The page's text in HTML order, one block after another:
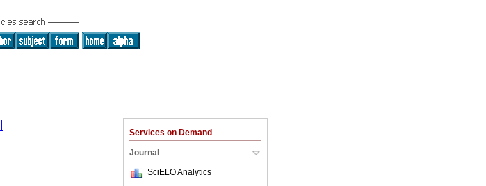
Services on Demand
Journal
SciELO Analytics